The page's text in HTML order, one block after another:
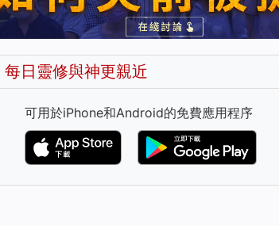
日靈修與神更親近
可用於iPhone和Android的免費應用程序